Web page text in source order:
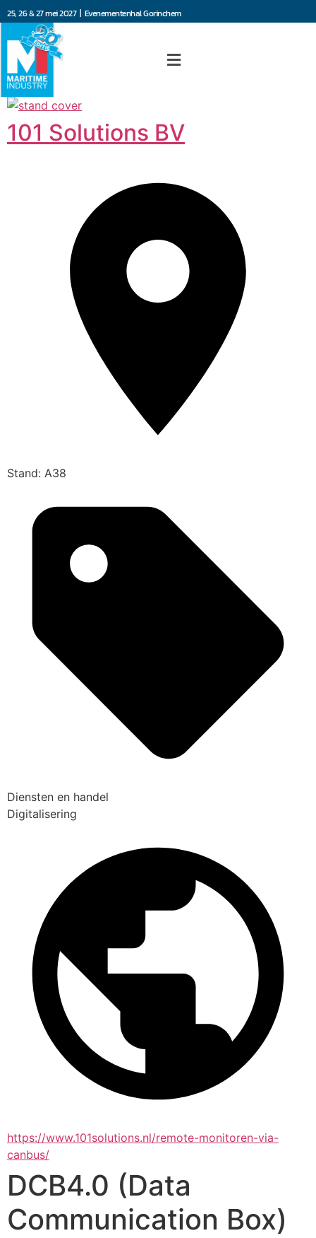
25, 26 & 27 mei 2027 | Evenementenhal Gorinchem
101 Solutions BV
Stand: A38
Diensten en handel
Digitalisering
https://www.101solutions.nl/remote-monitoren-via-
canbus/
DCB4.0 (Data
Communication Box)